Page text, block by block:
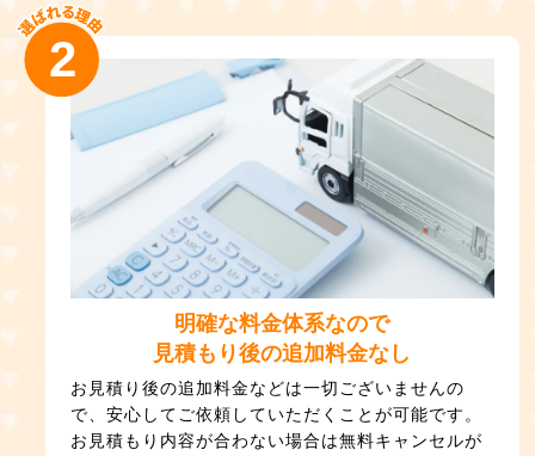
明確な料金体系なので
見積もり後の追加料金なし
お見積り後の追加料金などは一切ございませんの
で、安心してご依頼していただくことが可能です。
お見積もり内容が合わない場合は無料キャンセルが
2